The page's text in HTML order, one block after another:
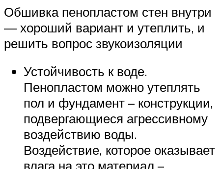
Обшивка пенопластом стен внутри
— хороший вариант и утеплить, и
решить вопрос звукоизоляции
Устойчивость к воде.
Пенопластом можно утеплять
пол и фундамент – конструкции,
подвергающиеся агрессивному
воздействию воды.
Воздействие, которое оказывает
влага на это материал –